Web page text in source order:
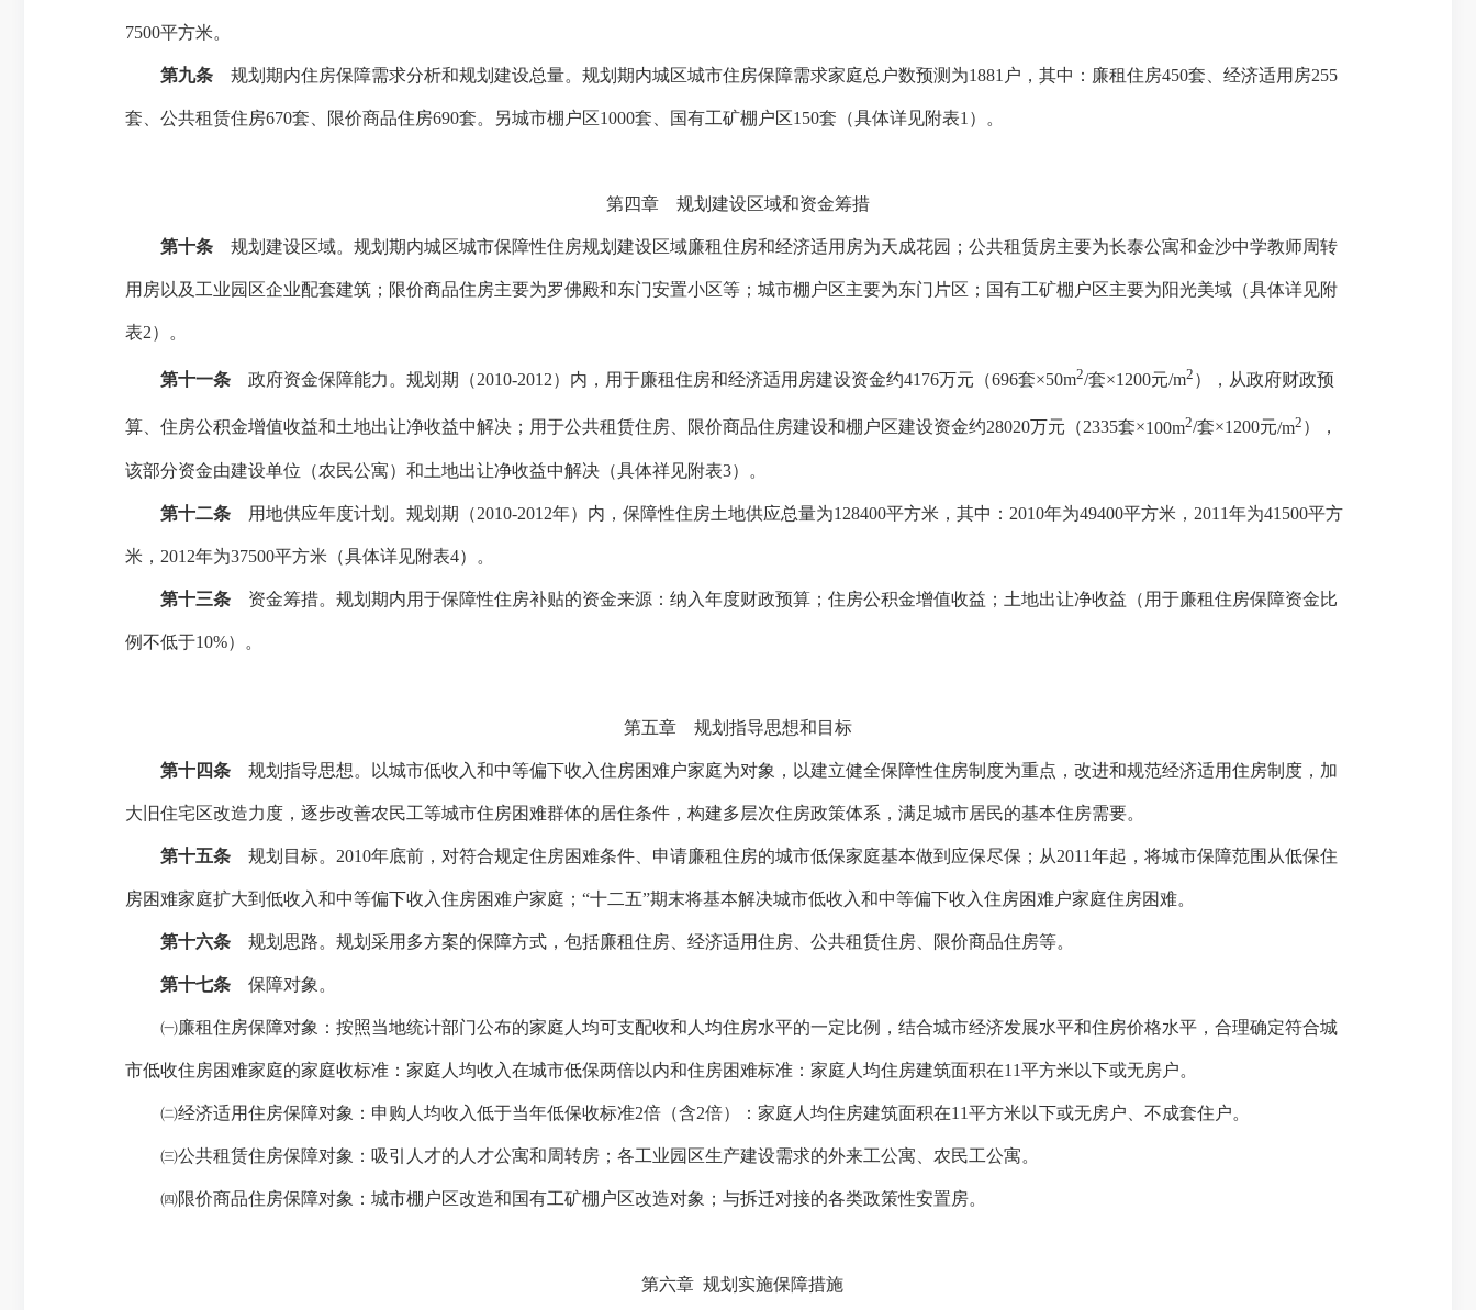
7500平方米。
第九条规划期内住房保障需求分析和规划建设总量。规划期内城区城市住房保障需求家庭总户数预测为1881 户，其中：廉租住房450套、经济适用房255
套、公共租赁住房670套、限价商品住房690套。另城市棚户区1000套、国有工矿棚户区150套（具体详见附表1 ）。
第四章 规划建设区域和资金筹措
第十条规划建设区域。规划期内城区城市保障性住房规划建设区域廉租住房和经济适用房为天成花园；公共租赁房主要为长泰公寓和金沙中学教师周转
用房以及工业园区企业配套建筑；限价商品住房主要为罗佛殿和东门安置小区等；城市棚户区主要为东门片区；国有工矿棚户区主要为阳光美域（具体详见附
表2）。
第十一条政府资金保障能力。规划期（2010-2012）内，用于廉租住房和经济适用房建设资金约4176万元（696套×50m2/套×1200元/m2 ），从政府财政预
算、住房公积金增值收益和土地出让净收益中解决；用于公共租赁住房、限价商品住房建设和棚户区建设资金约28020万元（2335套×100m2/套×1200元/m2 ），
该部分资金由建设单位（农民公寓）和土地出让净收益中解决（具体祥见附表3）。
第十二条 用地供应年度计划。规划期（2010-2012年）内，保障性住房土地供应总量为128400平方米 ，其中： 2010年为49400平方米 ， 2011年为41500平方
米 ， 2012年为37500平方米 （具体详见附表4）。
第十三条 资金筹措。规划期内用于保障性住房补贴的资金来源：纳入年度财政预算；住房公积金增值收益；土地出让净收益（用于廉租住房保障资金比
例不低于10%）。
第五章 规划指导思想和目标
第十四条 规划指导思想。以城市低收入和中等偏下收入住房困难户家庭为对象，以建立健全保障性住房制度为重点，改进和规范经济适用住房制度，加
大旧住宅区改造力度，逐步改善农民工等城市住房困难群体的居住条件，构建多层次住房政策体系，满足城市居民的基本住房需要。
第十五条规划目标。 2010年底前，对符合规定住房困难条件、申请廉租住房的城市低保家庭基本做到应保尽保；从2011年起，将城市保障范围从低保住
房困难家庭扩大到低收入和中等偏下收入住房困难户家庭； “十二五”期末将基本解决城市低收入和中等偏下收入住房困难户家庭住房困难。
第十六条规划思路。规划采用多方案的保障方式，包括廉租住房、经济适用住房、公共租赁住房、限价商品住房等。
第十七条 保障对象。
㈠廉租住房保障对象：按照当地统计部门公布的家庭人均可支配收和人均住房水平的一定比例，结合城市经济发展水平和住房价格水平，合理确定符合城
市低收住房困难家庭的家庭收标准：家庭人均收入在城市低保两倍以内和住房困难标准：家庭人均住房建筑面积在11平方米 以下或无房户。
㈡经济适用住房保障对象：申购人均收入低于当年低保收标准2倍（含2倍）：家庭人均住房建筑面积在11平方米 以下或无房户、不成套住户。
㈢公共租赁住房保障对象：吸引人才的人才公寓和周转房；各工业园区生产建设需求的外来工公寓、农民工公寓。
㈣限价商品住房保障对象：城市棚户区改造和国有工矿棚户区改造对象；与拆迁对接的各类政策性安置房。
第六章 规划实施保障措施